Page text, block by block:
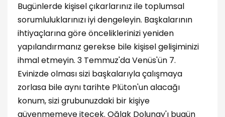
Bugünlerde kişisel çıkarlarınız ile toplumsal
sorumluluklarınızı iyi dengeleyin. Başkalarının
ihtiyaçlarına göre önceliklerinizi yeniden
yapılandırmanız gerekse bile kişisel gelişiminizi
ihmal etmeyin. 3 Temmuz'da Venüs'ün 7.
Evinizde olması sizi başkalarıyla çalışmaya
zorlasa bile aynı tarihte Plüton'un alacağı
konum, sizi grubunuzdaki bir kişiye
güvenmemeye itecek. Oğlak Dolunay'ı bugün